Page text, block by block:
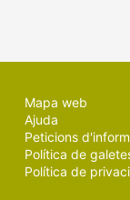
Mapa web
Ajuda
Peticions
Política de
Política de